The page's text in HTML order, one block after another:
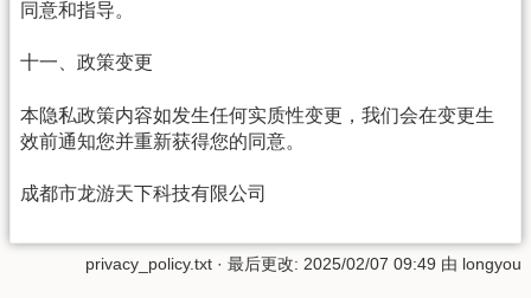
同意和指导。
十一、政策变更
本隐私政策内容如发生任何实质性变更，我们会在变更生
效前通知您并重新获得您的同意。
成都市龙游天下科技有限公司
privacy_policy.txt · 最后更改: 2025/02/07 09:49 由 longyou